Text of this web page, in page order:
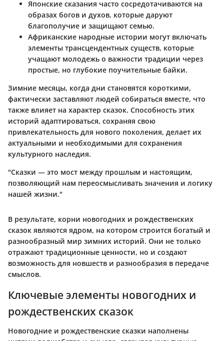
Японские сказания часто сосредотачиваются на
образах богов и духов, которые даруют
благополучие и защищают семью.
Африканские народные истории могут включать
элементы трансцендентных существ, которые
учащают молодежь о важности традиции через
простые, но глубокие поучительные байки.
Зимние месяцы, когда дни становятся короткими,
фактически заставляют людей собираться вместе, что
также влияет на характер сказок. Способность этих
историй адаптироваться, сохраняя свою
привлекательность для нового поколения, делает их
актуальными и необходимыми для сохранения
культурного наследия.
"Сказки — это мост между прошлым и настоящим,
позволяющий нам переосмысливать значения и логику
нашей жизни."
В результате, корни новогодних и рождественских
сказок являются ядром, на котором строится богатый и
разнообразный мир зимних историй. Они не только
отражают традиционные ценности, но и создают
возможность для новшеств и разнообразия в передаче
смыслов.
Ключевые элементы новогодних и
рождественских сказок
Новогодние и рождественские сказки наполнены